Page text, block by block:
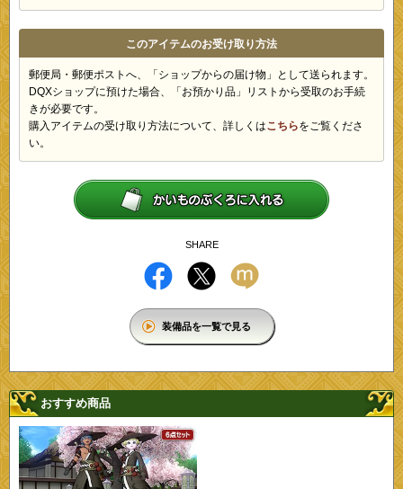
このアイテムのお受け取り方法
郵便局・郵便ポストへ、「ショップからの届け物」として送られます。
DQXショップに預けた場合、「お預かり品」リストから受取のお手続
きが必要です。
購入アイテムの受け取り方法について、詳しくはこちらをご覧くださ
い。
SHARE
装備品を一覧で見る
おすすめ商品